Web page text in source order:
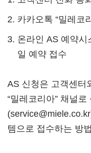
카카오톡 “밀레코
온라인 AS 예약시
일 예약 접수
AS 신청은 고객센터
“밀레코리아” 채널
템으로 접수하는 방